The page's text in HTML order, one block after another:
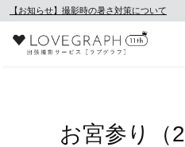
【お知らせ】撮影時の暑さ対策について
お宮参り（